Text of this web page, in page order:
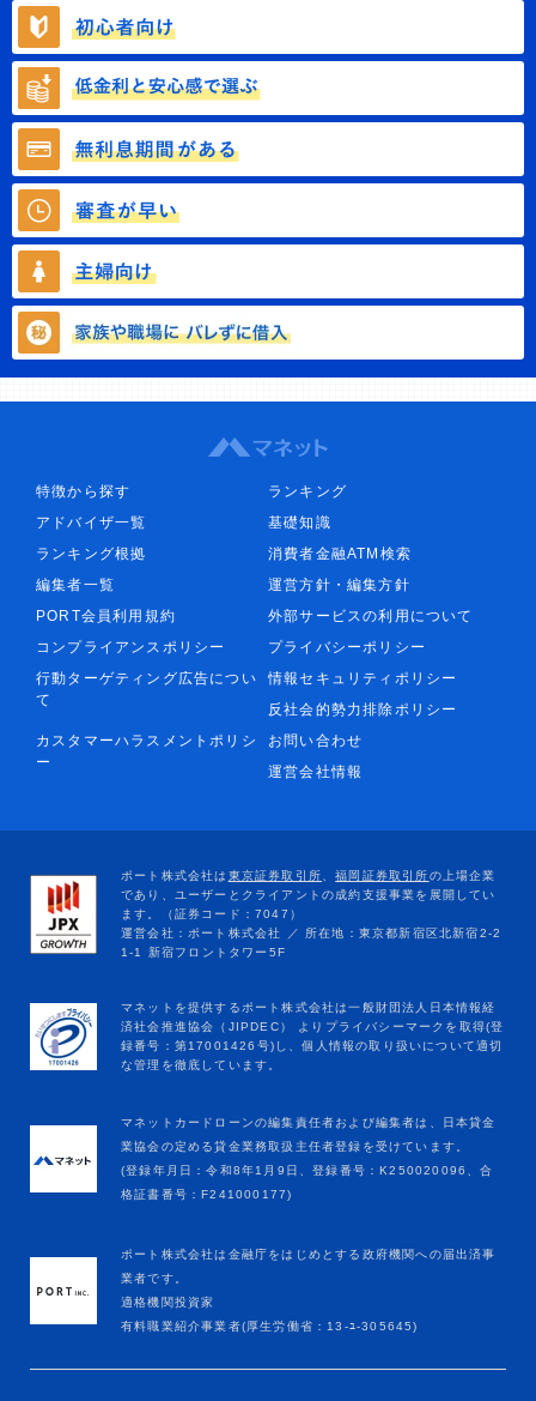
特徴から探す
ランキング
アドバイザ一覧
基礎知識
ランキング根拠
消費者金融ATM検索
編集者一覧
運営方針・編集方針
PORT会員利用規約
外部サービスの利用について
コンプライアンスポリシー
プライバシーポリシー
行動ターゲティング広告につい
て
情報セキュリティポリシー
反社会的勢力排除ポリシー
カスタマーハラスメントポリシ
ー
お問い合わせ
運営会社情報
マネットカードローンの編集責任者および編集者は、日本貸金
業協会の定める貸金業務取扱主任者登録を受けています。
(登録年月日：令和8年1月9日、登録番号：K250020096、合
格証書番号：F241000177)
ポート株式会社は金融庁をはじめとする政府機関への届出済事
業者です。
適格機関投資家
有料職業紹介事業者(厚生労働省：13-ﾕ-305645)